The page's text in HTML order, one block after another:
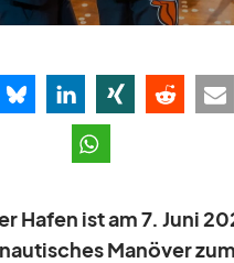
Ha­fen ist am 7. Juni
Ma­nö­ver